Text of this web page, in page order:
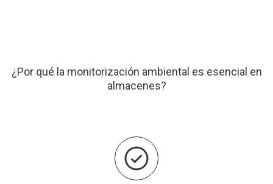
¿Por qué la monitorización ambiental es esencial en
almacenes?